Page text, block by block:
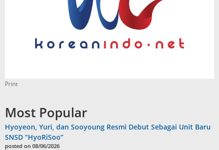
Print
Most Popular
Hyoyeon, Yuri, dan Sooyoung Resmi Debut Sebagai Unit Baru
SNSD “HyoRiSoo”
posted on 08/06/2026